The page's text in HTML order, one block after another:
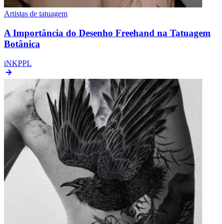
Artistas de tatuagem
A Importância do Desenho Freehand na Tatuagem
Botânica
iNKPPL